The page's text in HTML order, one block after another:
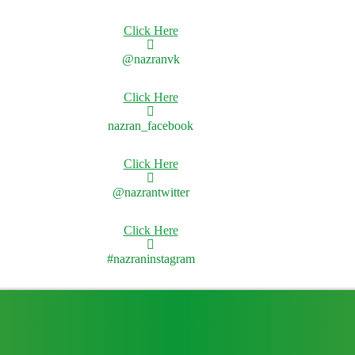
Click Here
@nazranvk
Click Here
nazran_facebook
Click Here
@nazrantwitter
Click Here
#nazraninstagram